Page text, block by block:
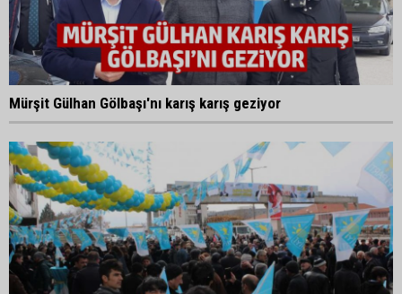
Mürşit Gülhan Gölbaşı'nı karış karış geziyor